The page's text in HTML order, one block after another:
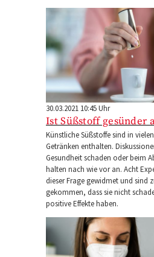
30.03.2021 10:45 Uhr
Ist Süßstoff gesünder
Künstliche Süßstoffe sind in
Getränken enthalten.
Gesundheit schaden oder beim
halten nach wie vor an. Acht
dieser Frage gewidmet und sind
gekommen, dass sie nicht
positive Effekte haben.